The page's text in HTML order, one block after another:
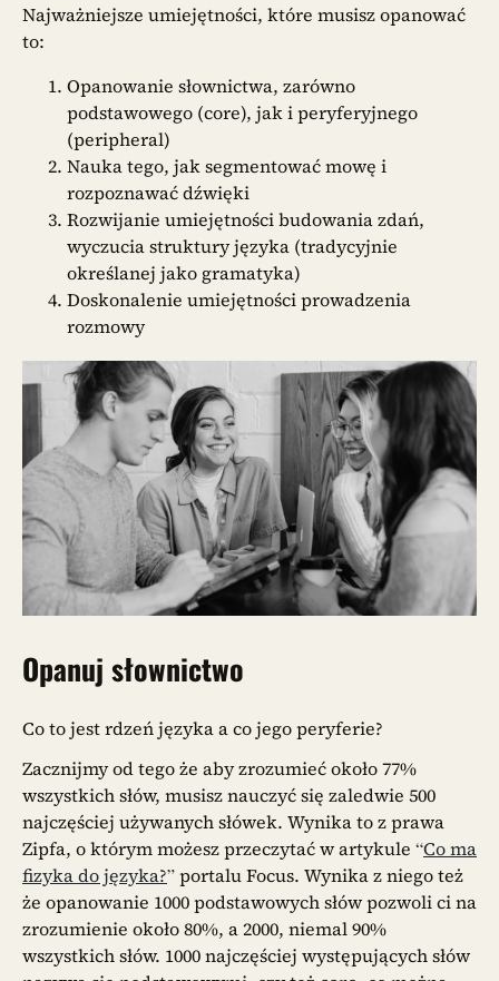
Najważniejsze umiejętności, które musisz opanować
to:
Opanowanie słownictwa, zarówno
podstawowego (core), jak i peryferyjnego
(peripheral)
Nauka tego, jak segmentować mowę i
rozpoznawać dźwięki
Rozwijanie umiejętności budowania zdań,
wyczucia struktury języka (tradycyjnie
określanej jako gramatyka)
Doskonalenie umiejętności prowadzenia
rozmowy
Opanuj słownictwo
Co to jest rdzeń języka a co jego peryferie?
Zacznijmy od tego że aby zrozumieć około 77%
wszystkich słów, musisz nauczyć się zaledwie 500
najczęściej używanych słówek. Wynika to z prawa
Zipfa, o którym możesz przeczytać w artykule “Co ma
fizyka do języka?” portalu Focus. Wynika z niego też
że opanowanie 1000 podstawowych słów pozwoli ci na
zrozumienie około 80%, a 2000, niemal 90%
wszystkich słów. 1000 najczęściej występujących słów